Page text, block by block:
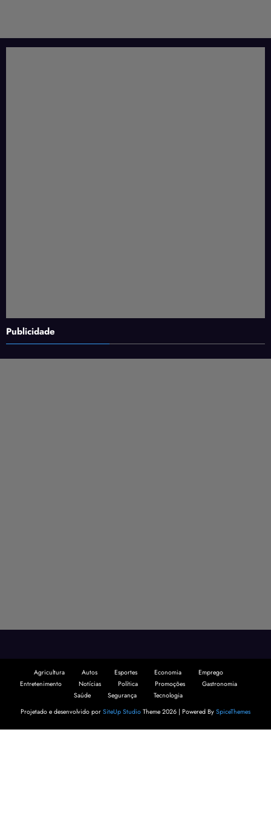
Publicidade
Agricultura Autos Esportes Economia
Emprego
Notícias Política Promoções
Saúde
Segurança
Tecnologia